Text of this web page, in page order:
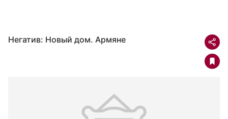
Негатив: Новый дом. Армяне